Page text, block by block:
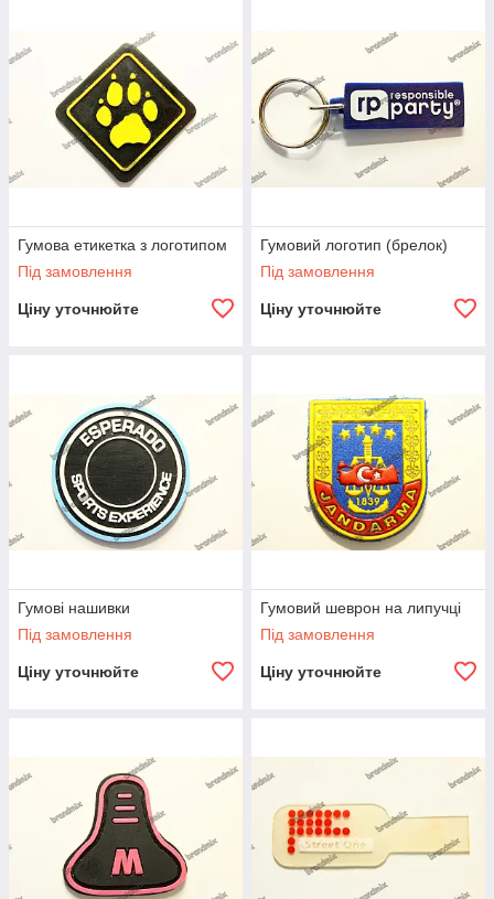
Гумова етикетка з логотипом
Під замовлення
Ціну уточнюйте
Гумовий логотип (брелок)
Під замовлення
Ціну уточнюйте
Гумові нашивки
Під замовлення
Ціну уточнюйте
Гумовий шеврон на липучці
Під замовлення
Ціну уточнюйте